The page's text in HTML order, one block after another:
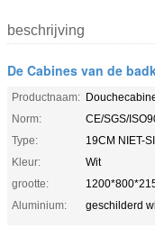
beschrijving
De Cabines van de
Productnaam:
Norm:
CE/SGS/
Type:
19CM NIET-
Kleur:
Wit
grootte:
Aluminium:
geschilderd